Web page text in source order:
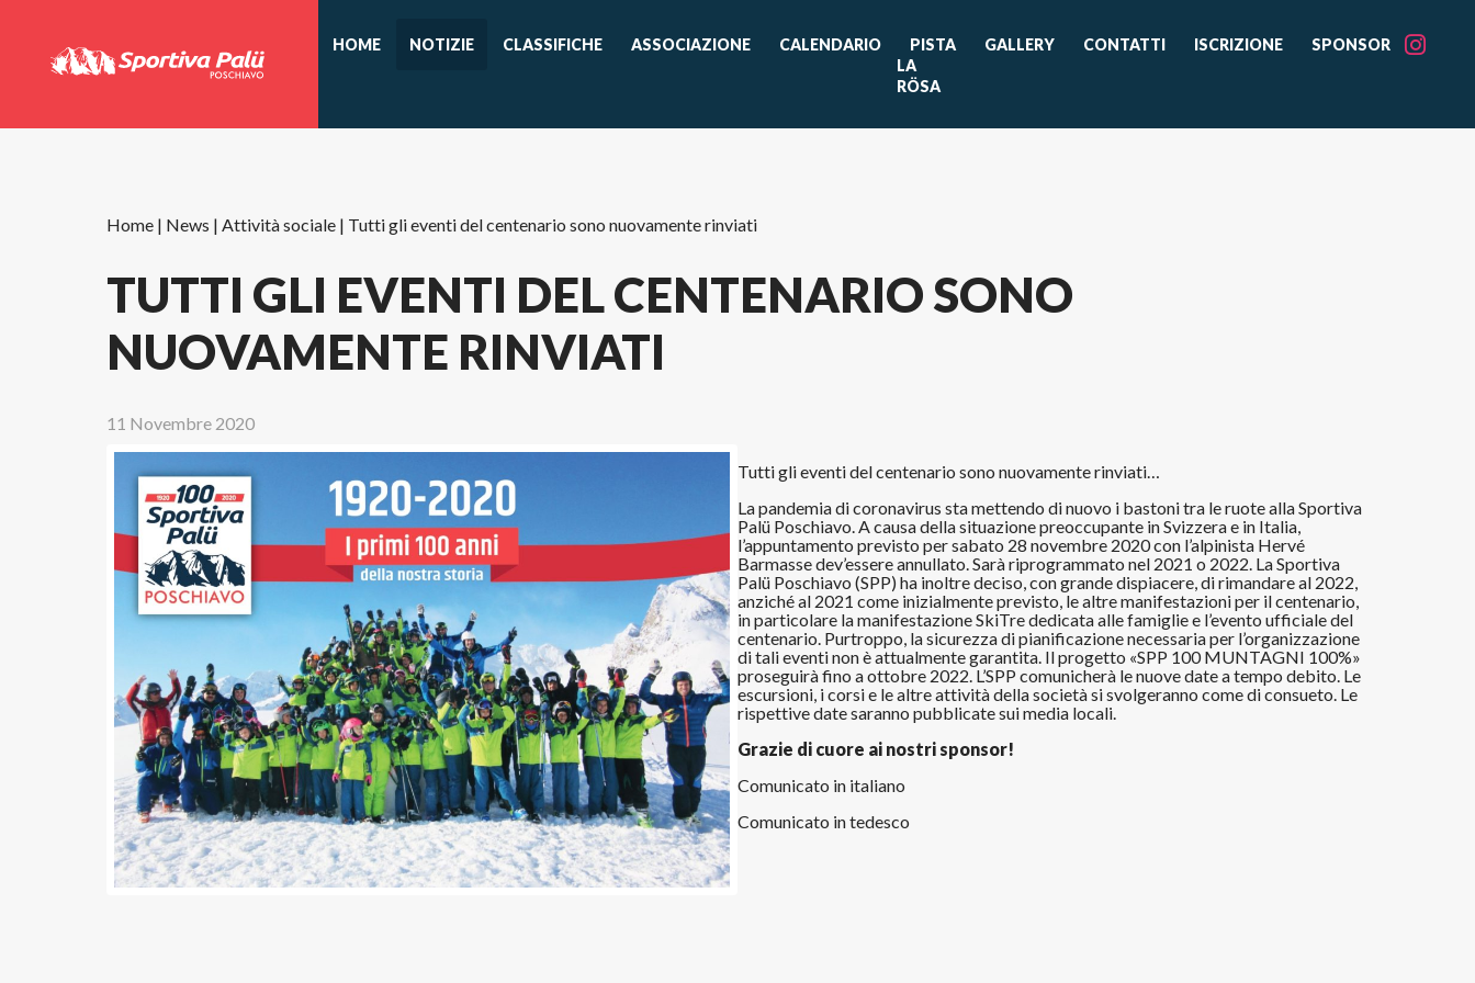
HOME NOTIZIE CLASSIFICHE ASSOCIAZIONE CALENDARIO
PISTA
LA
RÖSA
GALLERY CONTATTI ISCRIZIONE SPONSOR
Home | News | Attività sociale | Tutti gli eventi del centenario sono nuovamente rinviati
TUTTI GLI EVENTI DEL CENTENARIO SONO
NUOVAMENTE RINVIATI
11 Novembre 2020
Tutti gli eventi del centenario sono nuovamente rinviati…
La pandemia di coronavirus sta mettendo di nuovo i bastoni tra le ruote alla Sportiva
Palü Poschiavo. A causa della situazione preoccupante in Svizzera e in Italia,
l’appuntamento previsto per sabato 28 novembre 2020 con l’alpinista Hervé
Barmasse dev’essere annullato. Sarà riprogrammato nel 2021 o 2022. La Sportiva
Palü Poschiavo (SPP) ha inoltre deciso, con grande dispiacere, di rimandare al 2022,
anziché al 2021 come inizialmente previsto, le altre manifestazioni per il centenario,
in particolare la manifestazione SkiTre dedicata alle famiglie e l’evento ufficiale del
centenario. Purtroppo, la sicurezza di pianificazione necessaria per l’organizzazione
di tali eventi non è attualmente garantita. Il progetto «SPP 100 MUNTAGNI 100%»
proseguirà fino a ottobre 2022. L’SPP comunicherà le nuove date a tempo debito. Le
escursioni, i corsi e le altre attività della società si svolgeranno come di consueto. Le
rispettive date saranno pubblicate sui media locali.
Grazie di cuore ai nostri sponsor!
Comunicato in italiano
Comunicato in tedesco